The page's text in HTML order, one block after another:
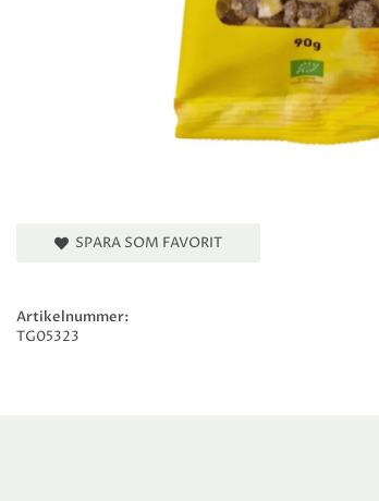
SPARA SOM FAVORIT
Artikelnummer:
TG05323